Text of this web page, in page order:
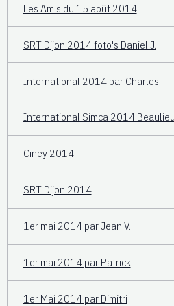
Les Amis du 15 août 2014
SRT Dijon 2014 foto's Daniel J.
International 2014 par Charles
International Simca 2014 Beaulieu
Ciney 2014
SRT Dijon 2014
1er mai 2014 par Jean V.
1er mai 2014 par Patrick
1er Mai 2014 par Dimitri